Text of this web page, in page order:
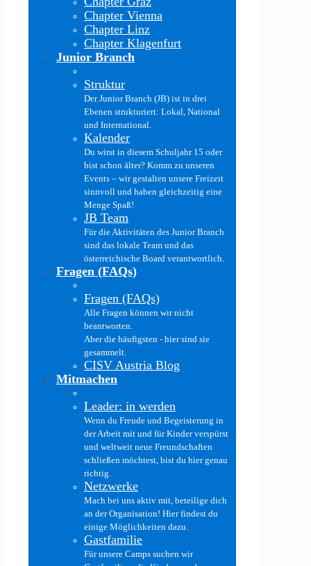
Chapter Vienna
Chapter Linz
Chapter Klagenfurt
Junior Branch
Struktur
Der Junior Branch (JB) ist in drei
Ebenen strukturiert: Lokal, National
und International.
Kalender
Du wirst in diesem Schuljahr 15 oder
bist schon älter? Komm zu unseren
Events – wir gestalten unsere Freizeit
sinnvoll und haben gleichzeitig eine
Menge Spaß!
JB Team
Für die Aktivitäten des Junior Branch
sind das lokale Team und das
österreichische Board verantwortlich.
Fragen (FAQs)
Fragen (FAQs)
Alle Fragen können wir nicht
beantworten.
Aber die häufigsten - hier sind sie
gesammelt.
CISV Austria Blog
Mitmachen
Leader: in werden
Wenn du Freude und Begeisterung in
der Arbeit mit und für Kinder verspürst
und weltweit neue Freundschaften
schließen möchtest, bist du hier genau
richtig.
Netzwerke
Mach bei uns aktiv mit, beteilige dich
an der Organisation! Hier findest du
einige Möglichkeiten dazu.
Gastfamilie
Für unsere Camps suchen wir